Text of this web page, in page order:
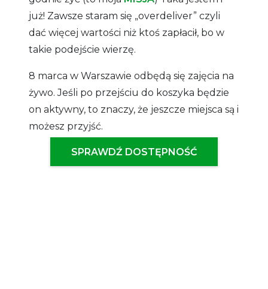
już! Zawsze staram się „overdeliver” czyli
dać więcej wartości niż ktoś zapłacił, bo w
takie podejście wierzę.
8 marca w Warszawie odbędą się zajęcia na
żywo. Jeśli po przejściu do koszyka będzie
on aktywny, to znaczy, że jeszcze miejsca są i
możesz przyjść.
SPRAWDŹ DOSTĘPNOŚĆ